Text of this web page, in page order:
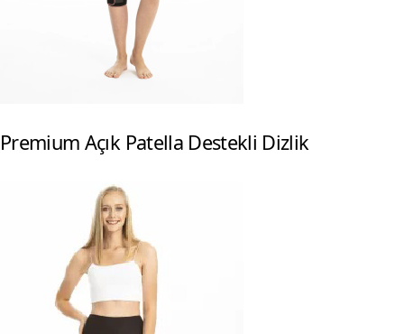
Premium Açık Patella Destekli Dizlik